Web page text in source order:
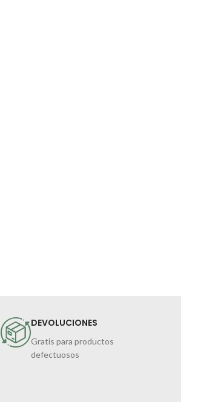
DEVOLUCIONES
Gratis para productos
defectuosos